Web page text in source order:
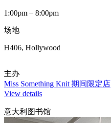
1:00pm – 8:00pm
场地
H406, Hollywood
主办
Miss Something Knit 期间限定店
View details
意大利图书馆